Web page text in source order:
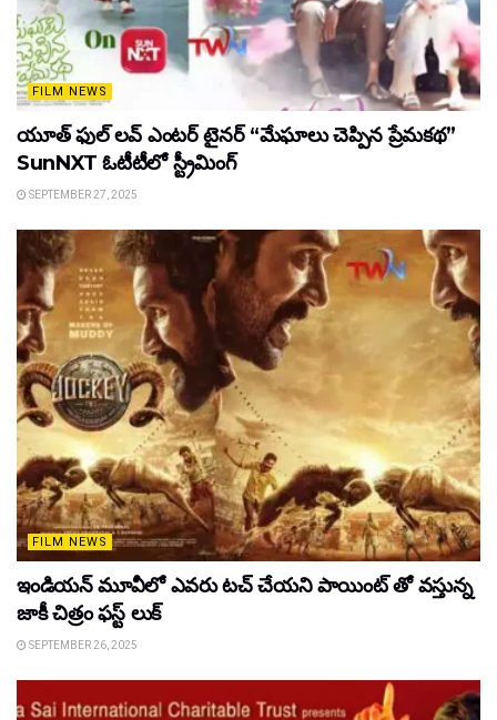
FILM NEWS
యూత్ ఫుల్ లవ్ ఎంటర్ టైనర్ “మేఘాలు చెప్పిన ప్రేమకథ”
SunNXT ఓటీటీలో స్ట్రీమింగ్
SEPTEMBER 27, 2025
FILM NEWS
ఇండియన్ మూవీలో ఎవరు టచ్ చేయని పాయింట్ తో వస్తున్న
జాకీ చిత్రం ఫస్ట్ లుక్
SEPTEMBER 26, 2025